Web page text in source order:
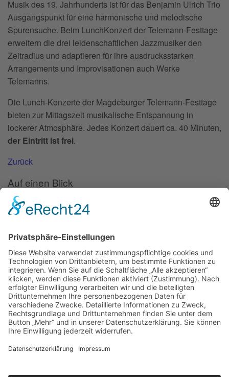
Musik des 19. Jahrhunderts ist für das Benjamin Ulrich Trio
Ausgangspunkt für eine harmonische und melodische
Spurensuche. Beim LunchKonzert der Telemann-Festtage
erweitern die drei leidenschaftlichen Jazzmusiker den
Zeitradius und adaptieren für ihre ausdrucksstarken
Arrangements und Improvisationen auch Werke
Telemanns.
Die Lunch-Konzerte der Magdeburger Telemann-Festtage
bieten zur Mittagszeit musikalische Entspannung in
lockerer Atmosphäre. Jedes Konzert dauert ca. 40 Minuten,
der Eintritt ist frei.
Zurück
Auf einen Blick
Forschung
Musikalien-Leihmaterial
Publikationen
Links
Aktuelles
06.02.25
Neuer Telemann-Konferenzbericht erschienen
11.12.24
Prof. Dr. Wolfgang Hirschmann erhält den Georg-Philipp-
Telemann-Preis 2025